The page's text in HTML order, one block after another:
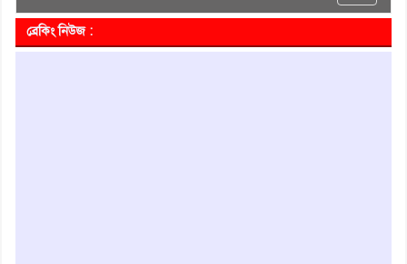
ব্রেকিং নিউজ :